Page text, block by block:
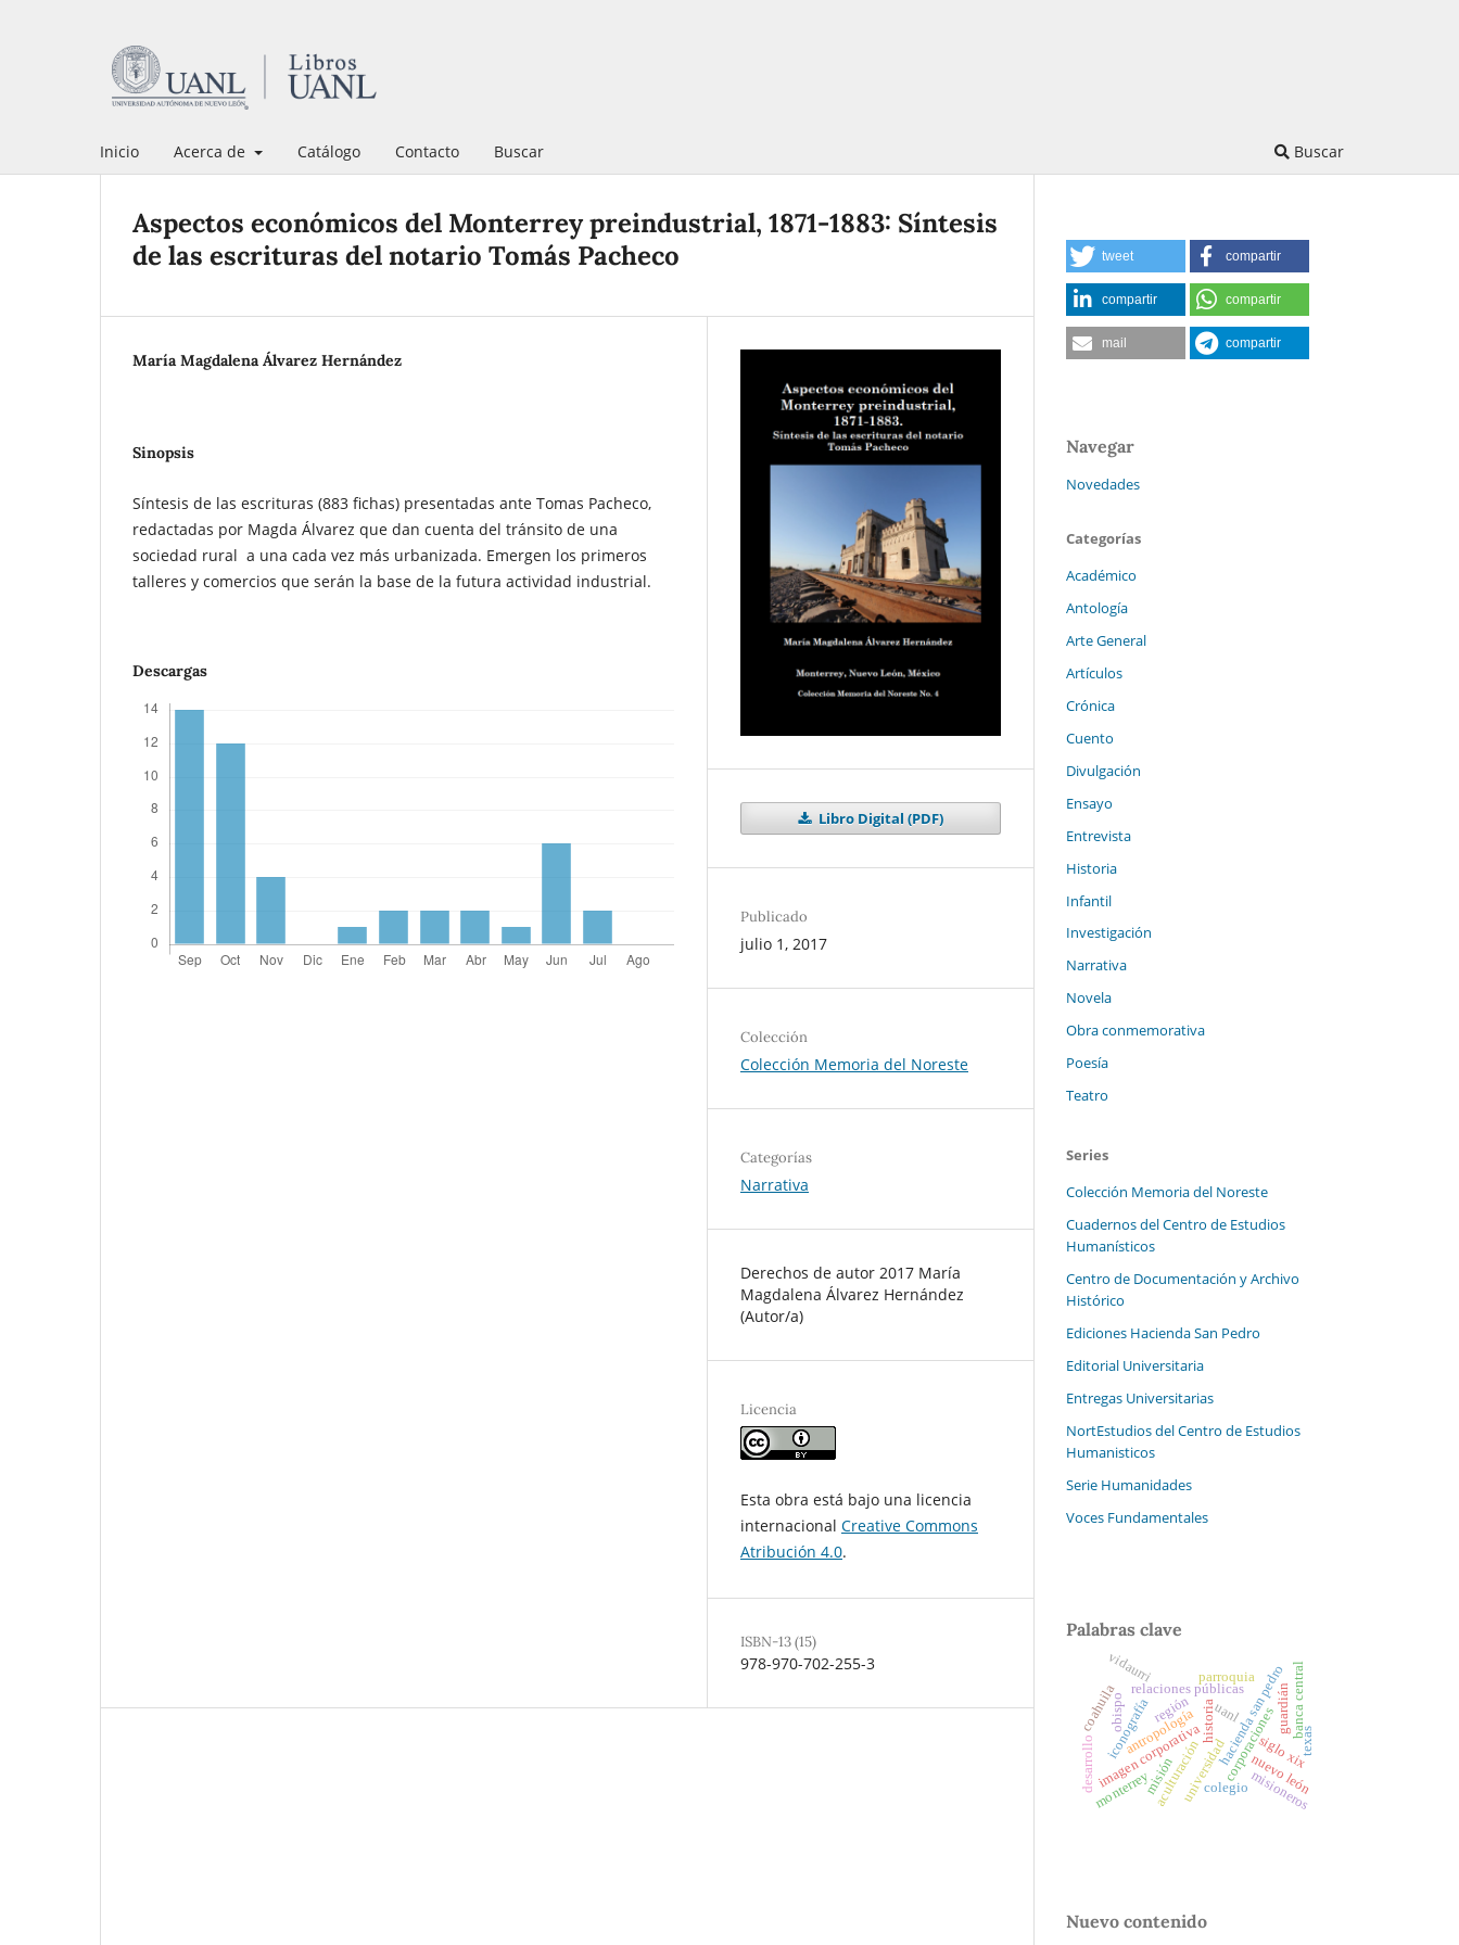
Inicio Acerca de Catálogo Contacto Buscar Buscar
Aspectos económicos del Monterrey preindustrial, 1871-1883: Síntesis
de las escrituras del notario Tomás Pacheco
María Magdalena Álvarez Hernández
Sinopsis
Síntesis de las escrituras (883 fichas) presentadas ante Tomas Pacheco,
redactadas por Magda Álvarez que dan cuenta del tránsito de una
sociedad rural a una cada vez más urbanizada. Emergen los primeros
talleres y comercios que serán la base de la futura actividad industrial.
Descargas
Libro Digital (PDF)
Publicado
julio 1, 2017
Colección
Colección Memoria del Noreste
Categorías
Narrativa
Derechos de autor 2017 María
Magdalena Álvarez Hernández
(Autor/a)
Licencia
Esta obra está bajo una licencia
internacional Creative Commons
Atribución 4.0.
ISBN-13 (15)
978-970-702-255-3
tweet compartir
compartir compartir
mail compartir
Navegar
Novedades
Categorías
Académico
Antología
Arte General
Artículos
Crónica
Cuento
Divulgación
Ensayo
Entrevista
Historia
Infantil
Investigación
Narrativa
Novela
Obra conmemorativa
Poesía
Teatro
Series
Colección Memoria del Noreste
Cuadernos del Centro de Estudios
Humanísticos
Centro de Documentación y Archivo
Histórico
Ediciones Hacienda San Pedro
Editorial Universitaria
Entregas Universitarias
NortEstudios del Centro de Estudios
Humanisticos
Serie Humanidades
Voces Fundamentales
Palabras clave
hacienda san pedro
universidad
historia
imagen corporativa
relaciones públicas
corporacionessiglo xix
antropología
aculturación
iconografía
misión colegio misioneros
obispo guardián
parroquia
vidaurri
monterrey nuevo león
coahuila banca central
uanl
desarrollo
región
texas
Nuevo contenido